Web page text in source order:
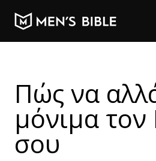
Πώς να
μόνιμα τον
σου